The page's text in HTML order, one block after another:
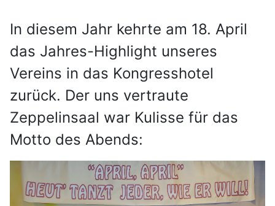
In diesem Jahr kehrte am 18. April
das Jahres-Highlight unseres
Vereins in das Kongresshotel
zurück. Der uns vertraute
Zeppelinsaal war Kulisse für das
Motto des Abends: